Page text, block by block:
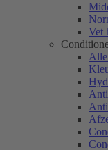
Vet
Alle